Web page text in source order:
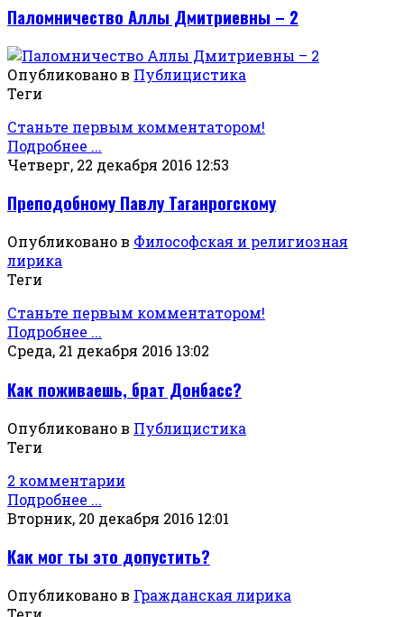
Паломничество Аллы Дмитриевны – 2
Опубликовано в Публицистика
Теги
Станьте первым комментатором!
Подробнее ...
Четверг, 22 декабря 2016 12:53
Преподобному Павлу Таганрогскому
Опубликовано в Философская и религиозная
лирика
Теги
Станьте первым комментатором!
Подробнее ...
Среда, 21 декабря 2016 13:02
Как поживаешь, брат Донбасс?
Опубликовано в Публицистика
Теги
2 комментарии
Подробнее ...
Вторник, 20 декабря 2016 12:01
Как мог ты это допустить?
Опубликовано в Гражданская лирика